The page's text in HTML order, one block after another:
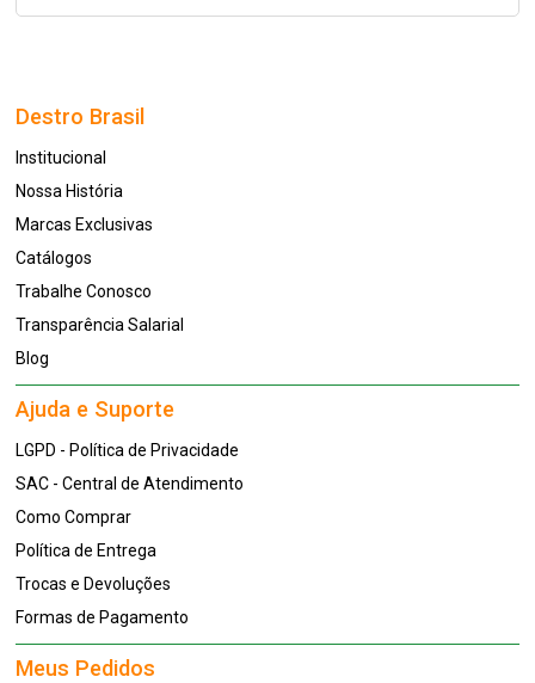
Destro Brasil
Institucional
Nossa História
Marcas Exclusivas
Catálogos
Trabalhe Conosco
Transparência Salarial
Blog
Ajuda e Suporte
LGPD - Política de Privacidade
SAC - Central de Atendimento
Como Comprar
Política de Entrega
Trocas e Devoluções
Formas de Pagamento
Meus Pedidos